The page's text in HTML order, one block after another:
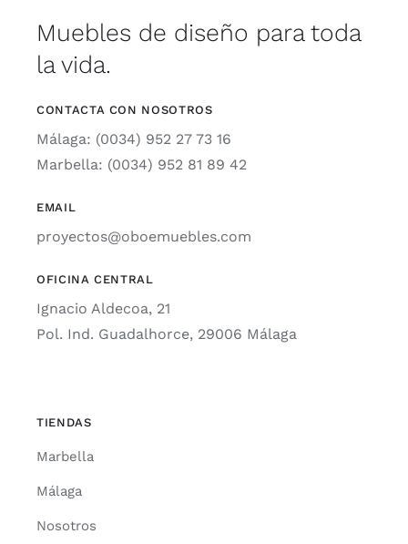
Muebles de diseño para toda
la vida.
CONTACTA CON NOSOTROS
Málaga: (0034) 952 27 73 16
Marbella: (0034) 952 81 89 42
EMAIL
proyectos@oboemuebles.com
OFICINA CENTRAL
Ignacio Aldecoa, 21
Pol. Ind. Guadalhorce, 29006 Málaga
TIENDAS
Marbella
Málaga
Nosotros